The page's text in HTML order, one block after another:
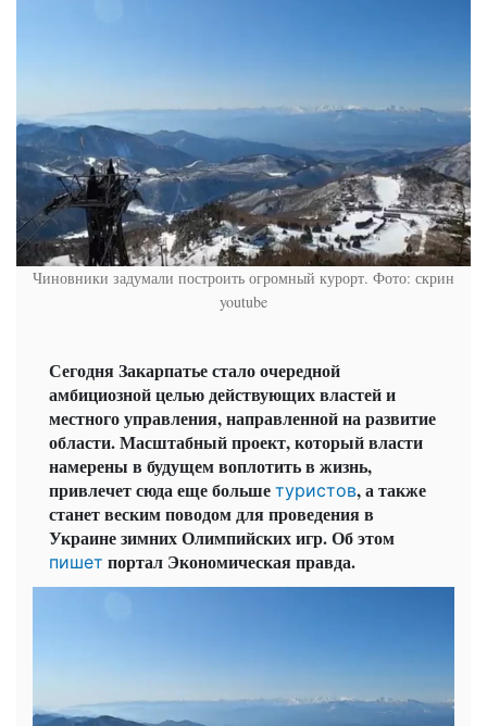
Чиновники задумали построить огромный курорт. Фото: скрин
youtube
Сегодня Закарпатье стало очередной
амбициозной целью действующих властей и
местного управления, направленной на развитие
области. Масштабный проект, который власти
намерены в будущем воплотить в жизнь,
привлечет сюда еще больше туристов, а также
станет веским поводом для проведения в
Украине зимних Олимпийских игр. Об этом
пишет портал Экономическая правда.